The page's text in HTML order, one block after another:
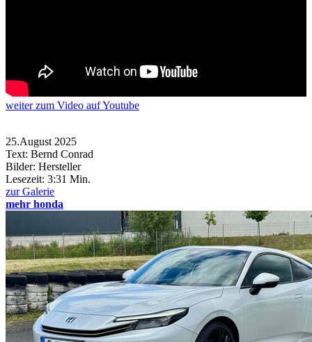
weiterzum Video auf Youtube
25.August 2025
Text: Bernd Conrad
Bilder: Hersteller
Lesezeit: 3:31 Min.
zur Galerie
mehr honda